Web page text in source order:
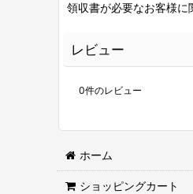
領収書が必要なお客様に
レビュー
0件のレビュー
ホーム
ショッピングカート